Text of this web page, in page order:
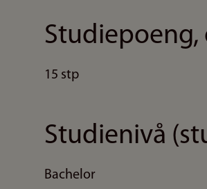
Studiepoeng,
15 stp
Studienivå
Bachelor